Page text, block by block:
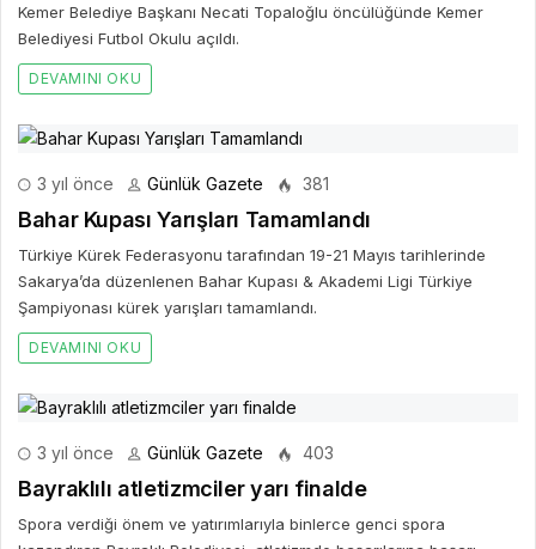
Kemer Belediye Başkanı Necati Topaloğlu öncülüğünde Kemer
Belediyesi Futbol Okulu açıldı.
DEVAMINI OKU
3 yıl önce Günlük Gazete 381
Bahar Kupası Yarışları Tamamlandı
Türkiye Kürek Federasyonu tarafından 19-21 Mayıs tarihlerinde
Sakarya’da düzenlenen Bahar Kupası & Akademi Ligi Türkiye
Şampiyonası kürek yarışları tamamlandı.
DEVAMINI OKU
3 yıl önce Günlük Gazete 403
Bayraklılı atletizmciler yarı finalde
Spora verdiği önem ve yatırımlarıyla binlerce genci spora